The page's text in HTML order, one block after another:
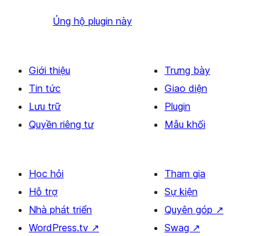
Ủng hộ plugin này
Giới thiệu
Tin tức
Lưu trữ
Quyền riêng tư
Trưng bày
Giao diện
Plugin
Mẫu khối
Học hỏi
Hỗ trợ
Nhà phát triển
WordPress.tv ↗
Tham gia
Sự kiện
Quyên góp ↗
Swag ↗